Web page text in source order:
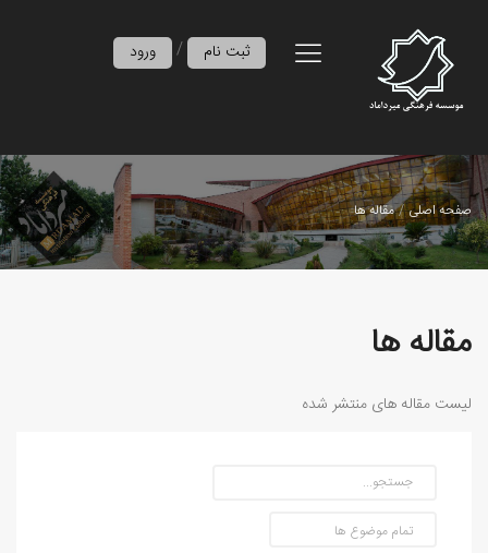
ورود / ثبت نام
صفحه اصلی مقاله ها
مقاله ها
لیست مقاله های منتشر شده